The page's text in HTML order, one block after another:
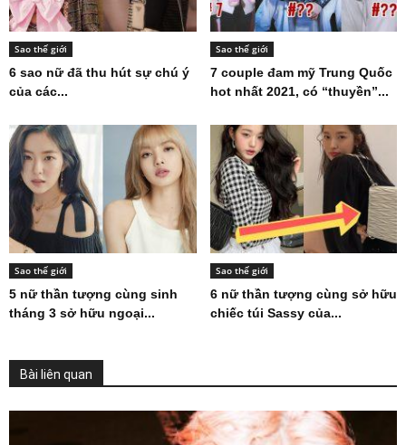
Sao thế giới
6 sao nữ đã thu hút sự chú ý
của các...
Sao thế giới
7 couple đam mỹ Trung Quốc
hot nhất 2021, có “thuyền”...
Sao thế giới
5 nữ thần tượng cùng sinh
tháng 3 sở hữu ngoại...
Sao thế giới
6 nữ thần tượng cùng sở hữu
chiếc túi Sassy của...
Bài liên quan